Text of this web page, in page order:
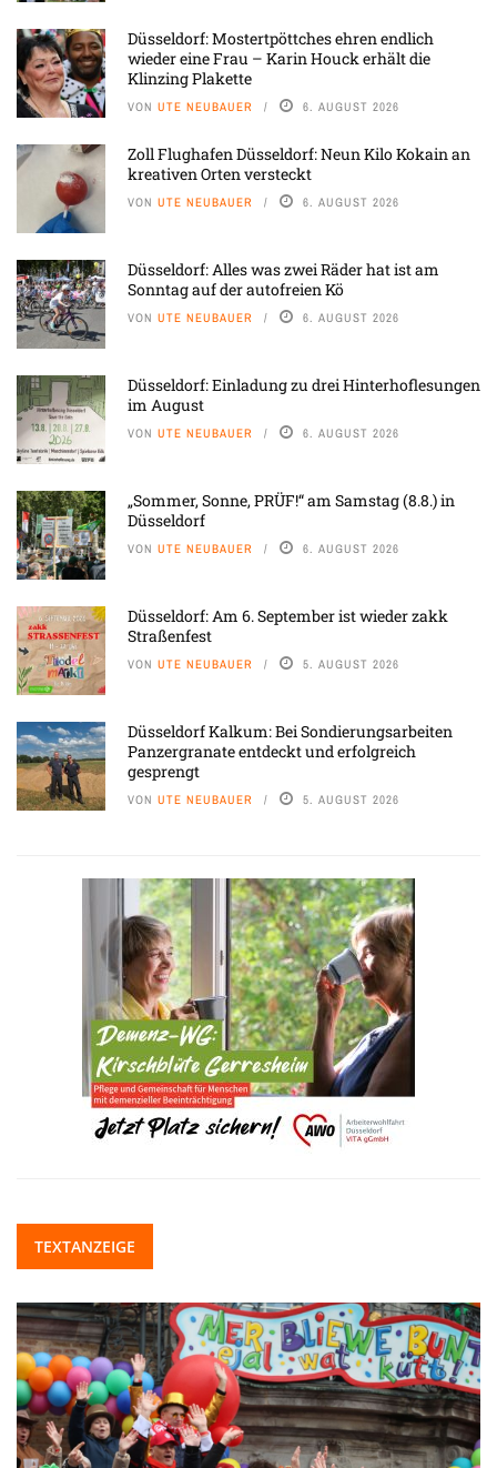
Düsseldorf: Mostertpöttches ehren endlich
wieder eine Frau – Karin Houck erhält die
Klinzing Plakette
VON UTE NEUBAUER 6. AUGUST 2026
Zoll Flughafen Düsseldorf: Neun Kilo Kokain an
kreativen Orten versteckt
VON UTE NEUBAUER 6. AUGUST 2026
Düsseldorf: Alles was zwei Räder hat ist am
Sonntag auf der autofreien Kö
VON UTE NEUBAUER 6. AUGUST 2026
Düsseldorf: Einladung zu drei Hinterhoflesungen
im August
VON UTE NEUBAUER 6. AUGUST 2026
„Sommer, Sonne, PRÜF!“ am Samstag (8.8.) in
Düsseldorf
VON UTE NEUBAUER 6. AUGUST 2026
Düsseldorf: Am 6. September ist wieder zakk
Straßenfest
VON UTE NEUBAUER 5. AUGUST 2026
Düsseldorf Kalkum: Bei Sondierungsarbeiten
Panzergranate entdeckt und erfolgreich
gesprengt
VON UTE NEUBAUER 5. AUGUST 2026
TEXTANZEIGE